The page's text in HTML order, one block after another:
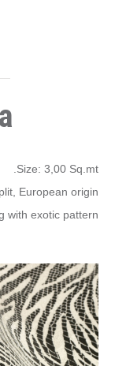
Size: 3,00 Sq.mt.
European origin.
with exotic pattern.